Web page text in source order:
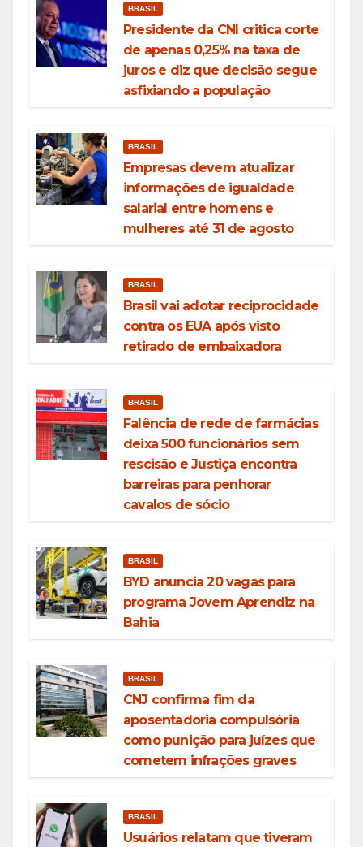
BRASIL
Presidente da CNI critica corte
de apenas 0,25% na taxa de
juros e diz que decisão segue
asfixiando a população
BRASIL
Empresas devem atualizar
informações de igualdade
salarial entre homens e
mulheres até 31 de agosto
BRASIL
Brasil vai adotar reciprocidade
contra os EUA após visto
retirado de embaixadora
BRASIL
Falência de rede de farmácias
deixa 500 funcionários sem
rescisão e Justiça encontra
barreiras para penhorar
cavalos de sócio
BRASIL
BYD anuncia 20 vagas para
programa Jovem Aprendiz na
Bahia
BRASIL
CNJ confirma fim da
aposentadoria compulsória
como punição para juízes que
cometem infrações graves
BRASIL
Usuários relatam que tiveram